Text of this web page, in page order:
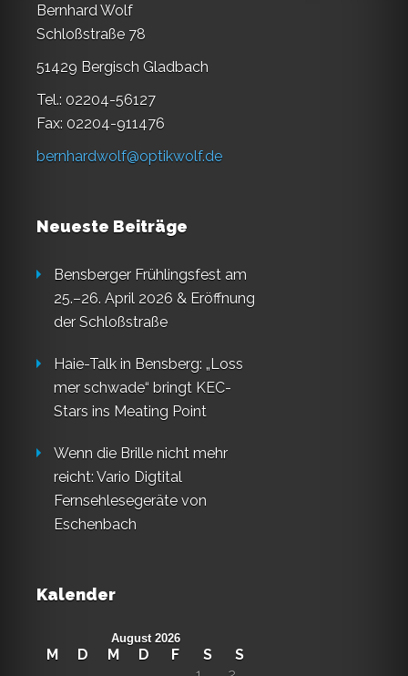
Bernhard Wolf
Schloßstraße 78
51429 Bergisch Gladbach
Tel.: 02204-56127
Fax: 02204-911476
bernhardwolf@optikwolf.de
Neueste Beiträge
Bensberger Frühlingsfest am
25.–26. April 2026 & Eröffnung
der Schloßstraße
Haie-Talk in Bensberg: „Loss
mer schwade“ bringt KEC-
Stars ins Meating Point
Wenn die Brille nicht mehr
reicht: Vario Digtital
Fernsehlesegeräte von
Eschenbach
Kalender
August 2026
M D M D F S
S